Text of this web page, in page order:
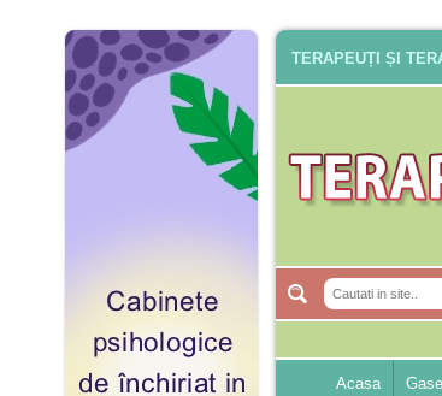
TERAPEUȚI ȘI
Acasa